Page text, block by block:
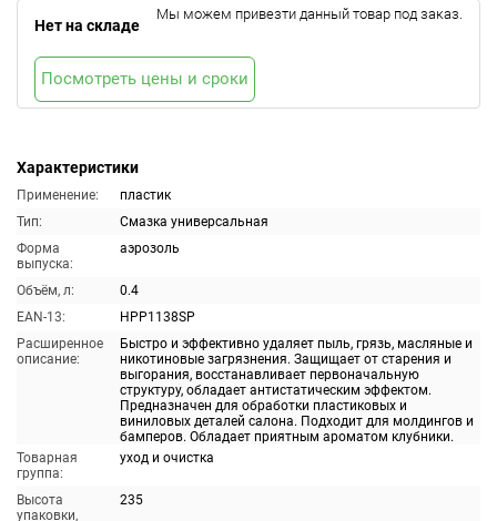
Характеристики
Применение:
пластик
Тип:
Смазка универсальная
Форма
выпуска:
аэрозоль
Объём, л:
0.4
EAN-13:
HPP1138SP
Расширенное
описание:
Быстро и эффективно удаляет пыль, грязь, масляные и
никотиновые загрязнения. Защищает от старения и
выгорания, восстанавливает первоначальную
структуру, обладает антистатическим эффектом.
Предназначен для обработки пластиковых и
виниловых деталей салона. Подходит для молдингов и
бамперов. Обладает приятным ароматом клубники.
Товарная
группа:
уход и очистка
Высота
упаковки,
235
Нет на складе
Мы можем привезти данный товар под заказ.
Посмотреть цены и сроки